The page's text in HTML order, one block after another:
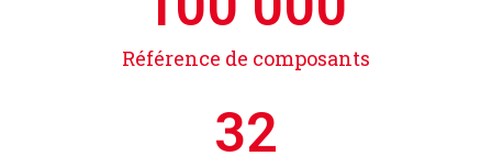
Référence de composants
32